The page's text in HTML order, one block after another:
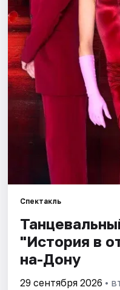
Площадки
Артисты
Рейтинги
Спектакль
"История в
на-Дону
29 сентября 2026 •